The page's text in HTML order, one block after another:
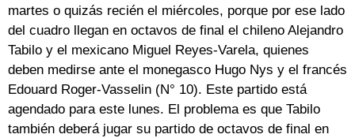
martes o quizás recién el miércoles, porque por ese lado
del cuadro llegan en octavos de final el chileno Alejandro
Tabilo y el mexicano Miguel Reyes-Varela, quienes
deben medirse ante el monegasco Hugo Nys y el francés
Edouard Roger-Vasselin (N° 10). Este partido está
agendado para este lunes. El problema es que Tabilo
también deberá jugar su partido de octavos de final en